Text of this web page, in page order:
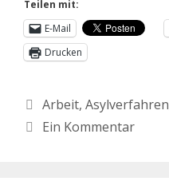
Teilen mit:
E-Mail
Drucken
Arbeit, Asylverfahren
Ein Kommentar